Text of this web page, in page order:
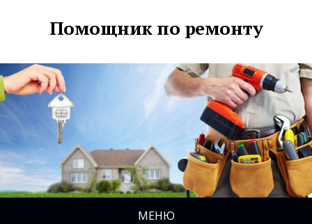
Помощник по ремонту
МЕНЮ